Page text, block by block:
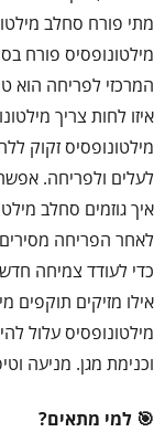
מתי פורח סחלב
מילטונופסיס פורח
המרכזי לפריחה הוא
איזו לחות צריך
לעלים ולפריחה.
איך גוזמים סחלב
לאחר הפריחה מסירים
כדי לעודד צמיחה
אילו מזיקים תוקפים
מילטונופסיס עלול
וכנימת מגן. מניעה
🎯 למי מתאים?